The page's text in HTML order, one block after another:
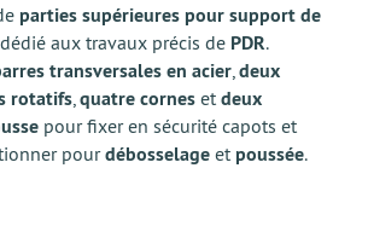
parties supérieures pour support de
dédié aux travaux précis de PDR.
transversales en acier,deux
rotatifs,quatre cornes et deux
pour fixer en sécurité capots et
pourdébosselage et poussée.